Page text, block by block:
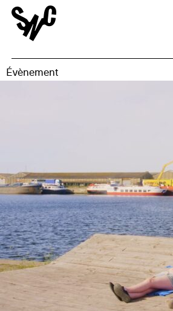
Évènement